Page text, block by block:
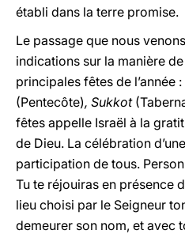
établi dans la terre promise.
Le passage que nous
indications sur la manière
principales fêtes de l’année :
(Pentecôte), Sukkot
fêtes appelle Israël à la
de Dieu. La célébration
participation de tous.
Tu te réjouiras en présence
lieu choisi par le Seigneur
demeurer son nom, et avec